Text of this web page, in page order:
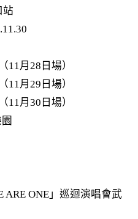
站
11月28日場）
11月29日場）
11月30日場）
ONE」巡迴演唱會武